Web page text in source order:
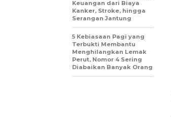
Keuangan dari Biaya
Kanker, Stroke, hingga
Serangan Jantung
5 Kebiasaan Pagi yang
Terbukti Membantu
Menghilangkan Lemak
Perut, Nomor 4 Sering
Diabaikan Banyak Orang